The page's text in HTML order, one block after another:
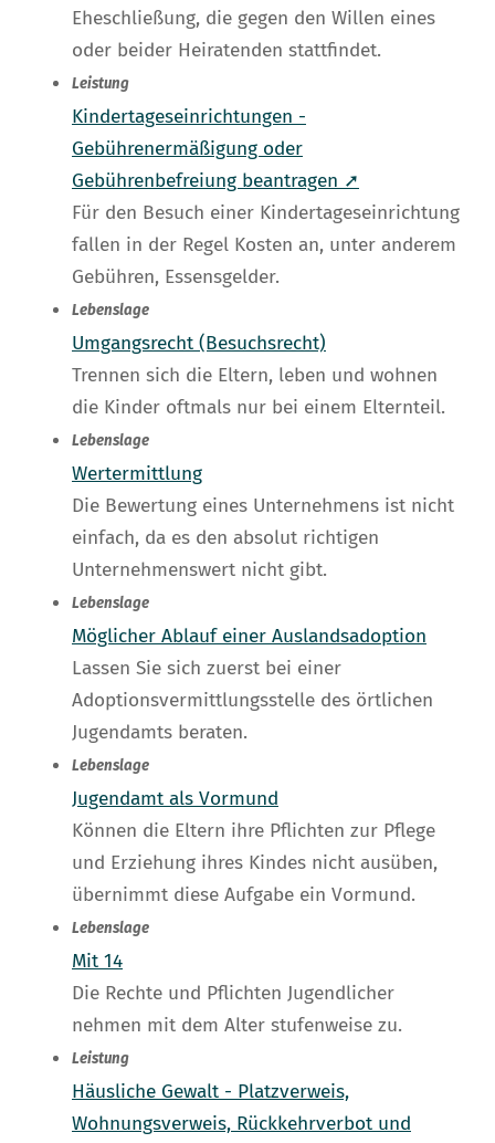
Eheschließung, die gegen den Willen eines
oder beider Heiratenden stattfindet.
Leistung
Kindertageseinrichtungen -
Gebührenermäßigung oder
Gebührenbefreiung beantragen ➚
Für den Besuch einer Kindertageseinrichtung
fallen in der Regel Kosten an, unter anderem
Gebühren, Essensgelder.
Lebenslage
Umgangsrecht (Besuchsrecht)
Trennen sich die Eltern, leben und wohnen
die Kinder oftmals nur bei einem Elternteil.
Lebenslage
Wertermittlung
Die Bewertung eines Unternehmens ist nicht
einfach, da es den absolut richtigen
Unternehmenswert nicht gibt.
Lebenslage
Möglicher Ablauf einer Auslandsadoption
Lassen Sie sich zuerst bei einer
Adoptionsvermittlungsstelle des örtlichen
Jugendamts beraten.
Lebenslage
Jugendamt als Vormund
Können die Eltern ihre Pflichten zur Pflege
und Erziehung ihres Kindes nicht ausüben,
übernimmt diese Aufgabe ein Vormund.
Lebenslage
Mit 14
Die Rechte und Pflichten Jugendlicher
nehmen mit dem Alter stufenweise zu.
Leistung
Häusliche Gewalt - Platzverweis,
Wohnungsverweis, Rückkehrverbot und